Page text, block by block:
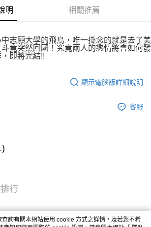
限公司。
宜，請瀏覽以下網址：
若未經同意申辦者引起之損失，本公司不負相關責
付」時，將依據個別帳號之用戶狀況，依本公司即
帳號或使用他人資訊註冊。若發現惡意使用之情形，
含以上)免運費
含以上)免運費
明 相關推薦
志願大學的飛鳥，唯一掛念的就是去了美
竟突然回國！究竟兩人的戀情將會如何發
即將完結!!
顯示電腦版詳細說明
客服
行
詢有關本網站使用 cookie 方式之詳情，及若您不希